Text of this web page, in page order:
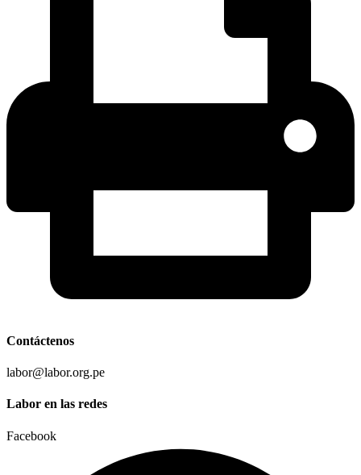
Contáctenos
labor@labor.org.pe
Labor en las redes
Facebook